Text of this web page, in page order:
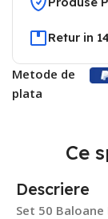
Retur in
Metode de
plata
Ce
Descriere
Set 50